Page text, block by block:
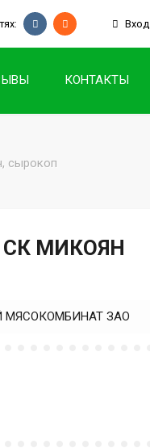
Вход
КОНТАКТЫ
сырокоп
СК МИКОЯН
ЗАО